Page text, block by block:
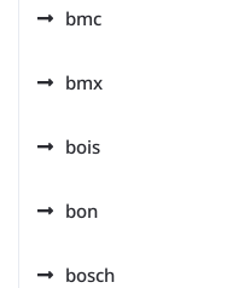
bmc
bmx
bois
bon
bosch